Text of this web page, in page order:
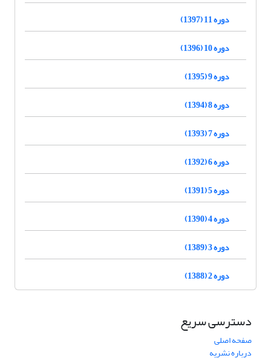
دوره 11 (1397)
دوره 10 (1396)
دوره 9 (1395)
دوره 8 (1394)
دوره 7 (1393)
دوره 6 (1392)
دوره 5 (1391)
دوره 4 (1390)
دوره 3 (1389)
دوره 2 (1388)
دسترسی سریع
صفحه اصلی
درباره نشریه